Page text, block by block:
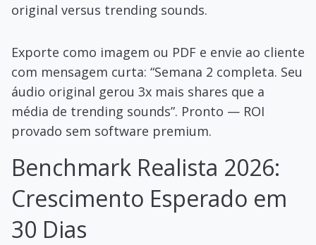
original versus trending sounds.
Exporte como imagem ou PDF e envie ao cliente
com mensagem curta: “Semana 2 completa. Seu
áudio original gerou 3x mais shares que a
média de trending sounds”. Pronto — ROI
provado sem software premium.
Benchmark Realista 2026:
Crescimento Esperado em
30 Dias